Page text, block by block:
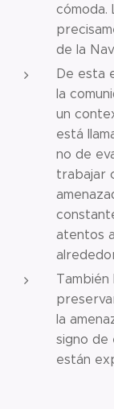
cómoda.
de la
De esta
la
un
está
no de
trabajar
atentos
También
la
signo de
están